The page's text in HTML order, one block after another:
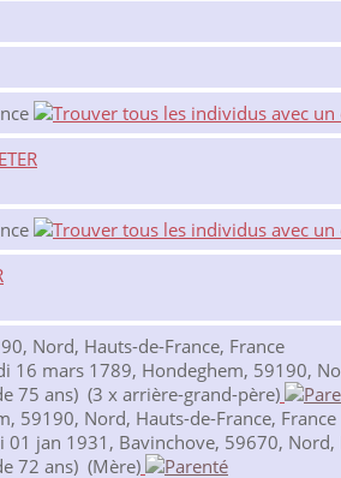
Nord, Hauts-de-France, France
16 mars 1789, Hondeghem, 59190,
75 ans) (3 x arrière-grand-père)
59190, Nord, Hauts-de-France, France
01 jan 1931, Bavinchove, 59670, Nord,
72 ans) (Mère)